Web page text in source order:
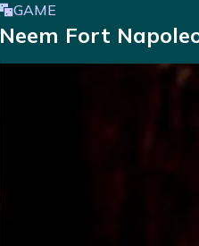
GAME
Neem Fort